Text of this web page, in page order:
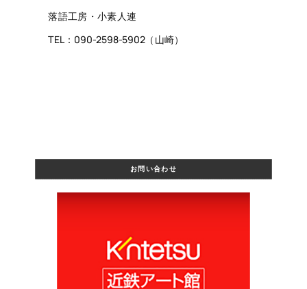
落語工房・小素人連
TEL：090-2598-5902（山崎）
お問い合わせ